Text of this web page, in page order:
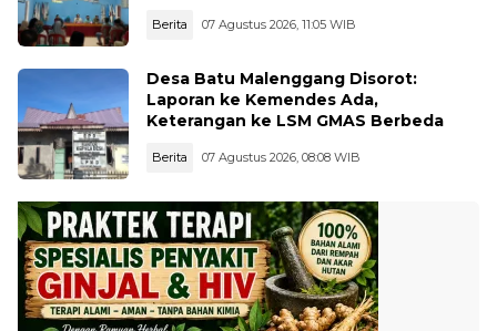
Berita 07 Agustus 2026, 11:05 WIB
Desa Batu Malenggang Disorot:
Laporan ke Kemendes Ada,
Keterangan ke LSM GMAS Berbeda
Berita 07 Agustus 2026, 08:08 WIB